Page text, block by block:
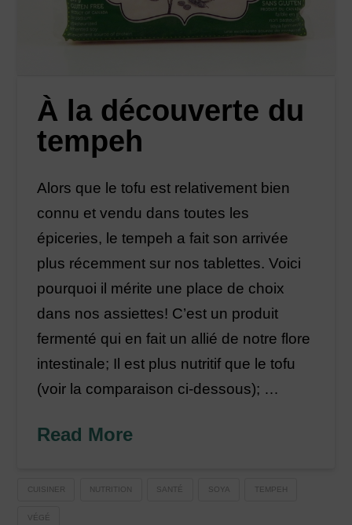
À la découverte du
tempeh
Alors que le tofu est relativement bien
connu et vendu dans toutes les
épiceries, le tempeh a fait son arrivée
plus récemment sur nos tablettes. Voici
pourquoi il mérite une place de choix
dans nos assiettes! C’est un produit
fermenté qui en fait un allié de notre flore
intestinale; Il est plus nutritif que le tofu
(voir la comparaison ci-dessous); …
Read More
CUISINER NUTRITION SANTÉ SOYA TEMPEH
VÉGÉ